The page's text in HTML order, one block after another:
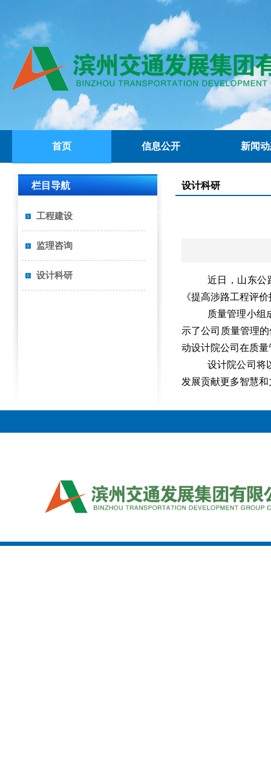
首页 信息公开 新闻
栏目导航
工程建设
监理咨询
设计科研
设计科研
近日，山东公
《提高涉路工程评
质量管理小组
示了公司质量管理
动设计院公司在质
设计院公司将
发展贡献更多智慧和